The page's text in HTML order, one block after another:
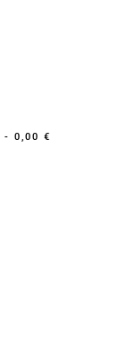
-0,00€